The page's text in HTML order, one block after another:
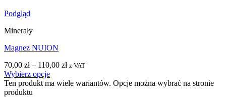
Podgląd
Minerały
Magnez NUION
70,00 zł– 110,00 zł z VAT
Wybierz opcje
Ten produkt ma wiele wariantów. Opcje można wybrać na stronie
produktu